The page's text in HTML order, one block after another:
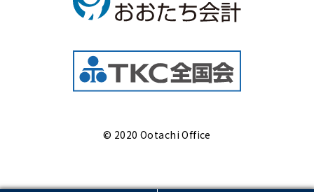
© 2020 Ootachi Office